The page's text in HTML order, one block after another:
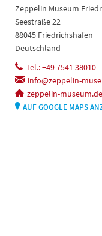
Zeppelin Museum
Seestraße 22
88045 Friedrichshafen
Deutschland
Tel.: +49 7541 38010
info@zeppelin-
zeppelin-museum.de
AUF GOOGLE MAPS